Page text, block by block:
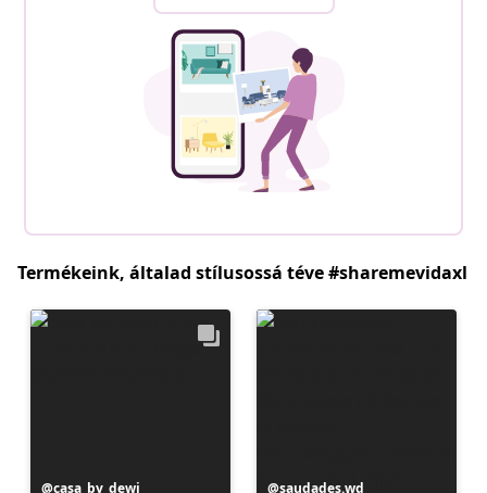
Termékeink, általad stílusossá téve #sharemevidaxl
Bejegyzés
casa_by_dewi
Bejegyzés
saudades.wd